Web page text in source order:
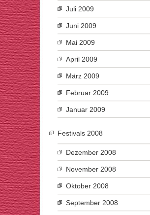
Juli 2009
Juni 2009
Mai 2009
April 2009
März 2009
Februar 2009
Januar 2009
Festivals 2008
Dezember 2008
November 2008
Oktober 2008
September 2008